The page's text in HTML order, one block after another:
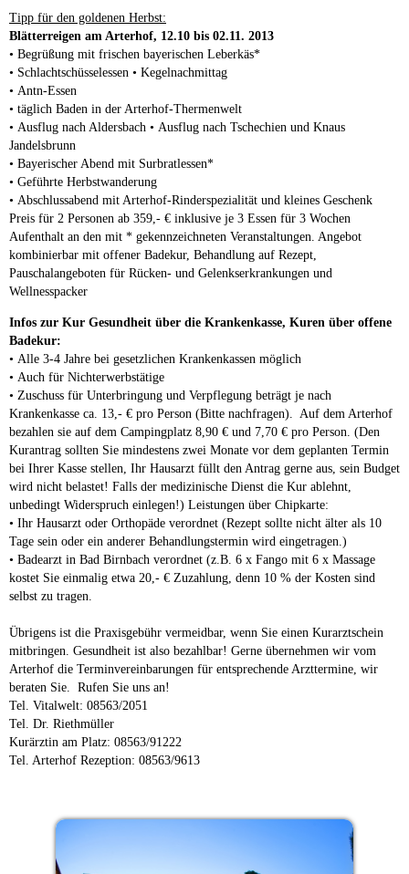
Tipp für den goldenen Herbst:
Blätterreigen am Arterhof, 12.10 bis 02.11. 2013
• Begrüßung mit frischen bayerischen Leberkäs*
• Schlachtschüsselessen • Kegelnachmittag
• Antn-Essen
• täglich Baden in der Arterhof-Thermenwelt
• Ausflug nach Aldersbach • Ausflug nach Tschechien und Knaus
Jandelsbrunn
• Bayerischer Abend mit Surbratlessen*
• Geführte Herbstwanderung
• Abschlussabend mit Arterhof-Rinderspezialität und kleines Geschenk
Preis für 2 Personen ab 359,- € inklusive je 3 Essen für 3 Wochen
Aufenthalt an den mit * gekennzeichneten Veranstaltungen. Angebot
kombinierbar mit offener Badekur, Behandlung auf Rezept,
Pauschalangeboten für Rücken- und Gelenkserkrankungen und
Wellnesspacker
Infos zur Kur Gesundheit über die Krankenkasse, Kuren über offene
Badekur:
• Alle 3-4 Jahre bei gesetzlichen Krankenkassen möglich
• Auch für Nichterwerbstätige
• Zuschuss für Unterbringung und Verpflegung beträgt je nach
Krankenkasse ca. 13,- € pro Person (Bitte nachfragen). Auf dem Arterhof
bezahlen sie auf dem Campingplatz 8,90 € und 7,70 € pro Person. (Den
Kurantrag sollten Sie mindestens zwei Monate vor dem geplanten Termin
bei Ihrer Kasse stellen, Ihr Hausarzt füllt den Antrag gerne aus, sein Budget
wird nicht belastet! Falls der medizinische Dienst die Kur ablehnt,
unbedingt Widerspruch einlegen!) Leistungen über Chipkarte:
• Ihr Hausarzt oder Orthopäde verordnet (Rezept sollte nicht älter als 10
Tage sein oder ein anderer Behandlungstermin wird eingetragen.)
• Badearzt in Bad Birnbach verordnet (z.B. 6 x Fango mit 6 x Massage
kostet Sie einmalig etwa 20,- € Zuzahlung, denn 10 % der Kosten sind
selbst zu tragen.
Übrigens ist die Praxisgebühr vermeidbar, wenn Sie einen Kurarztschein
mitbringen. Gesundheit ist also bezahlbar! Gerne übernehmen wir vom
Arterhof die Terminvereinbarungen für entsprechende Arzttermine, wir
beraten Sie. Rufen Sie uns an!
Tel. Vitalwelt: 08563/2051
Tel. Dr. Riethmüller
Kurärztin am Platz: 08563/91222
Tel. Arterhof Rezeption: 08563/9613